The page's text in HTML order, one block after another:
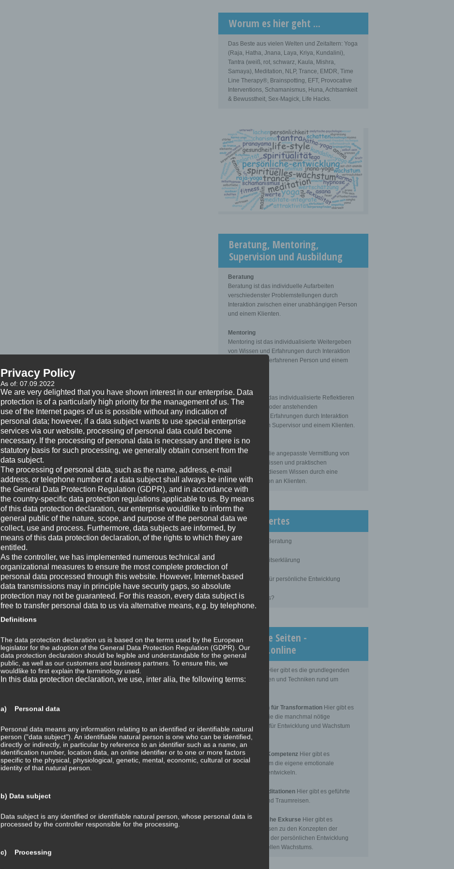
Worum es hier geht ...
Das Beste aus vielen Welten und Zeitaltern: Yoga
(Raja, Hatha, Jnana, Laya, Kriya, Kundalini),
Tantra (weiß, rot, schwarz, Kaula, Mishra,
Samaya), Meditation, NLP, Trance, EMDR, Time
Line Therapy®, Brainspotting, EFT, Provocative
Interventions, Schamanismus, Huna, Achtsamkeit
& Bewusstheit, Sex-Magick, Life Hacks.
Beratung, Mentoring,
Supervision und Ausbildung
Beratung
Beratung ist das individuelle Aufarbeiten
verschiedenster Problemstellungen durch
Interaktion zwischen einer unabhängigen Person
und einem Klienten.
Mentoring
Mentoring ist das individualisierte Weitergeben
von Wissen und Erfahrungen durch Interaktion
zwischen einer erfahrenen Person und einem
Supervision
Supervision ist das individualisierte Reflektieren
der gemachten oder anstehenden
professionellen Erfahrungen durch Interaktion
zwischen einem Supervisor und einem Klienten.
Ausbildung
Ausbildung ist die angepasste Vermittlung von
allgemeinem Wissen und praktischen
Fertigkeiten zu diesem Wissen durch eine
erfahrene Person an Klienten.
Wissenswertes
☞ Ablauf einer Beratung
☞ Vertraulichkeitserklärung
☞ Grundlagen für persönliche Entwicklung
☞ Was kostet es?
Wichtigste Seiten -
minimedi.online
Hier gibt es die grundlegenden
Wissenseinheiten und Techniken rund um
⇒ Meditationen für TransformationHier gibt es
Meditationen, die die manchmal nötige
Transformation für Entwicklung und Wachstum
anstoßen.
⇒ Emotionale KompetenzHier gibt es
Meditationen, um die eigene emotionale
Kompetenz zu entwickeln.
⇒ Geführte MeditationenHier gibt es geführte
Meditationen und Traumreisen.
⇒ Philosophische Exkurse Hier gibt es
Hintergrundwissen zu den Konzepten der
Transformation, der persönlichen Entwicklung
und des spirituellen Wachstums.
Privacy Policy
As of: 07.09.2022
We are very delighted that you have shown interest in our enterprise. Data
protection is of a particularly high priority for the management of us. The
use of the Internet pages of us is possible without any indication of
personal data; however, if a data subject wants to use special enterprise
services via our website, processing of personal data could become
necessary. If the processing of personal data is necessary and there is no
statutory basis for such processing, we generally obtain consent from the
data subject.
The processing of personal data, such as the name, address, e-mail
address, or telephone number of a data subject shall always be inline with
the General Data Protection Regulation (GDPR), and in accordance with
the country-specific data protection regulations applicable to us. By means
of this data protection declaration, our enterprise wouldlike to inform the
general public of the nature, scope, and purpose of the personal data we
collect, use and process. Furthermore, data subjects are informed, by
means of this data protection declaration, of the rights to which they are
entitled.
As the controller, we has implemented numerous technical and
organizational measures to ensure the most complete protection of
personal data processed through this website. However, Internet-based
data transmissions may in principle have security gaps, so absolute
protection may not be guaranteed. For this reason, every data subject is
free to transfer personal data to us via alternative means, e.g. by telephone.
Definitions
The data protection declaration us is based on the terms used by the European
legislator for the adoption of the General Data Protection Regulation (GDPR). Our
data protection declaration should be legible and understandable for the general
public, as well as our customers and business partners. To ensure this, we
wouldlike to first explain the terminology used.
In this data protection declaration, we use, inter alia, the following terms:
a) Personal data
Personal data means any information relating to an identified or identifiable natural
person ("data subject"). An identifiable natural person is one who can be identified,
directly or indirectly, in particular by reference to an identifier such as a name, an
identification number, location data, an online identifier or to one or more factors
specific to the physical, physiological, genetic, mental, economic, cultural or social
identity of that natural person.
b) Data subject
Data subject is any identified or identifiable natural person, whose personal data is
processed by the controller responsible for the processing.
c) Processing